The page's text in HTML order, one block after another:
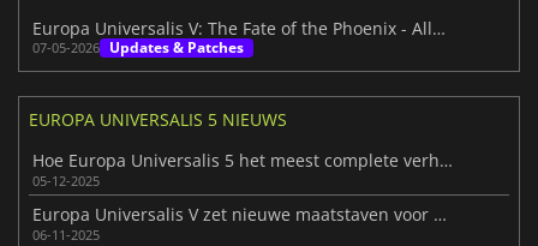
Europa Universalis V: The Fate of the Phoenix - Alles wat nieuw is in 1.2
07-05-2026 Updates & Patches
EUROPA UNIVERSALIS 5 NIEUWS
Hoe Europa Universalis 5 het meest complete verhaal tot nu toe bouwt
05-12-2025
Europa Universalis V zet nieuwe maatstaven voor strategiegames
06-11-2025